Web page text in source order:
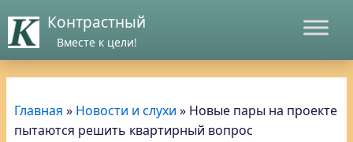
Контрастный
Вместе к цели!
Главная » Новости и слухи » Новые пары на проекте
пытаются решить квартирный вопрос